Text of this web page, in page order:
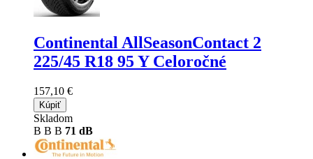
Continental AllSeasonContact 2
225/45 R18 95 Y Celoročné
157,10 €
Kúpiť
Skladom
B B B 71 dB